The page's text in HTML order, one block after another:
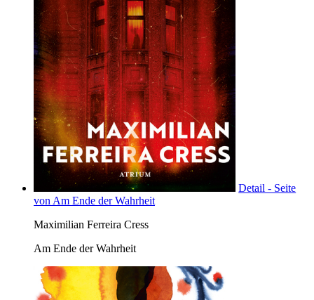
Detail - Seite
von Am Ende der Wahrheit
Maximilian Ferreira Cress
Am Ende der Wahrheit